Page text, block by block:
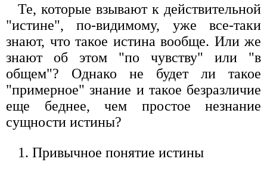
Те, которые взывают к действительной
"истине", по-видимому, уже все-таки
знают, что такое истина вообще. Или же
знают об этом "по чувству" или "в
общем"? Однако не будет ли такое
"примерное" знание и такое безразличие
еще беднее, чем простое незнание
сущности истины?
1. Привычное понятие истины